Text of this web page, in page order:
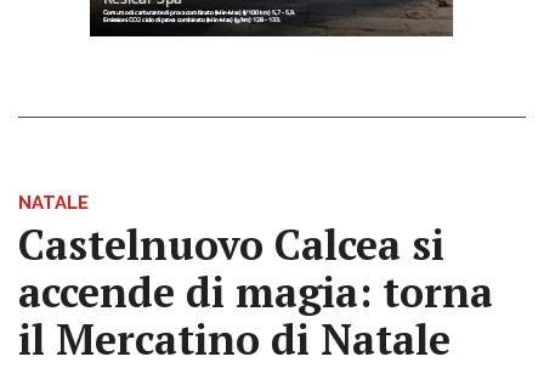
NATALE
Castelnuovo Calcea si
accende di magia: torna
il Mercatino di Natale